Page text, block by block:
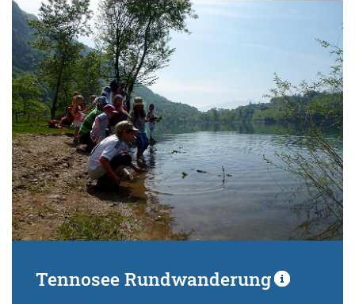
Tennosee Rundwanderung